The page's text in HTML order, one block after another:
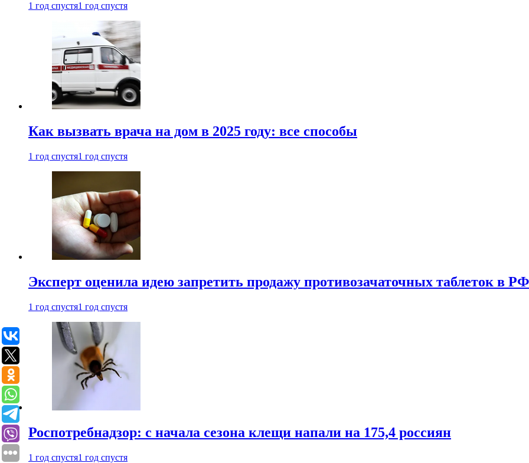
1 год спустя1 год спустя
Как вызвать врача на дом в 2025 году: все способы
1 год спустя1 год спустя
Эксперт оценила идею запретить продажу противозачаточных таблеток в РФ
1 год спустя1 год спустя
Роспотребнадзор: с начала сезона клещи напали на 175,4 россиян
1 год спустя1 год спустя